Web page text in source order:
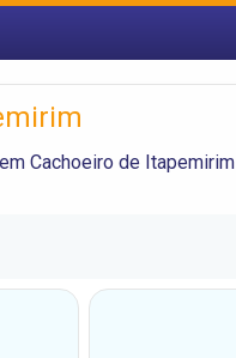
Cachoeiro de Itapemirim